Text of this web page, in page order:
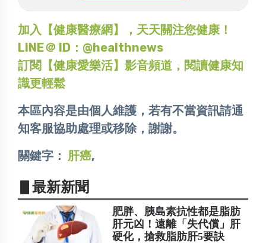
加入【健康醫療網】，天天關注您健康！
LINE＠ ID：@healthnews
訂閱【健康愛樂活】影音頻道，閱讀健康知
識更輕鬆
本區內容是由個人維護，若有不當資訊請通
知客服協助處理或移除，謝謝。
關鍵字： 肝癌,
▋最新新聞
肥胖、胰島素抗性都是脂肪
肝元凶！遠離「失代償」肝
硬化，搶救脂肪肝5要訣